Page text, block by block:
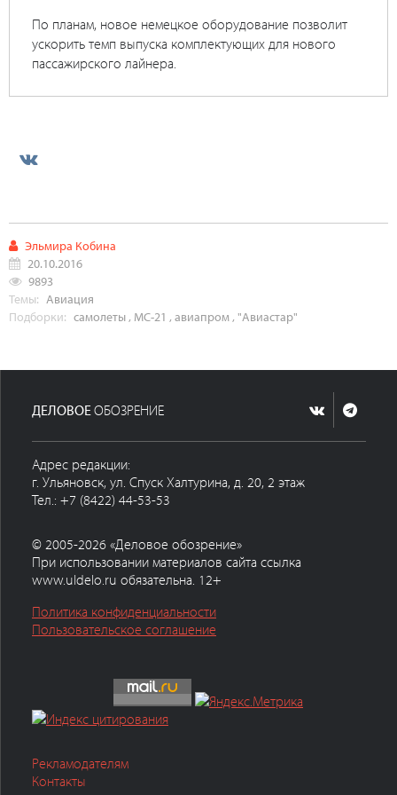
По планам, новое немецкое оборудование позволит
ускорить темп выпуска комплектующих для нового
пассажирского лайнера.
Эльмира Кобина
20.10.2016
9893
Темы: Авиация
Подборки: самолеты, МС-21 ,авиапром,"Авиастар"
ДЕЛОВОЕ ОБОЗРЕНИЕ
Адрес редакции:
г. Ульяновск, ул. Спуск Халтурина, д. 20, 2 этаж
Тел.: +7 (8422) 44-53-53
© 2005-2026 «Деловое обозрение»
При использовании материалов сайта ссылка
www.uldelo.ru обязательна. 12+
Политика конфиденциальности
Пользовательское соглашение
Рекламодателям
Контакты